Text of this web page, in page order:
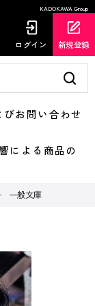
KADOKAWA Group
ログイン 新規登録
お問い合わせ
による商品の
一般文庫